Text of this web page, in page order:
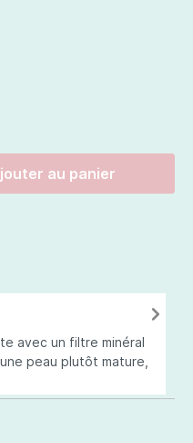
au panier
avec un filtre minéral
peau plutôt mature,